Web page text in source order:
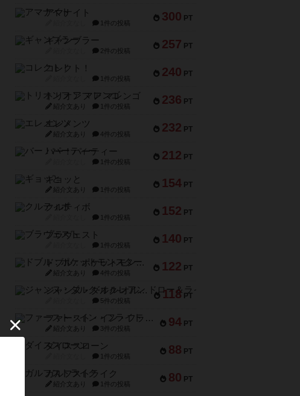
300 PT
アマナイト
1件の投稿
257 PT
ギャンブラー
2件の投稿
240 PT
コレクト！
1件の投稿
236 PT
トリオンフ ア マレンゴ
紹介文あり 1件の投稿
232 PT
エレメンツ
紹介文あり 4件の投稿
212 PT
バー！パーティー
1件の投稿
154 PT
ギョッと
紹介文あり 1件の投稿
152 PT
クルティボ
1件の投稿
140 PT
ブラヴェスト
1件の投稿
122 PT
ドブル：ポケットモンスター
紹介文あり 4件の投稿
118 PT
ジャンヌ・ダルク-オルレアン ドロー＆ライト
5件の投稿
94 PT
ファースト・イン・フライト
紹介文あり 3件の投稿
88 PT
ダイススローン
1件の投稿
80 PT
ガルフストライク
紹介文あり 1件の投稿